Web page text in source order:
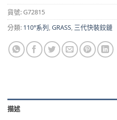
貨號:G72815
分類: 110°系列,GRASS, 三代快裝鉸鏈
描述